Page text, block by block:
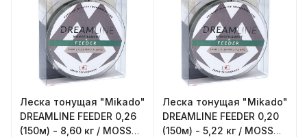
Леска тонущая "Mikado"
DREAMLINE FEEDER 0,26
(150м) - 8,60 кг / MOSS
Леска тонущая "Mikado"
DREAMLINE FEEDER 0,20
(150м) - 5,22 кг / MOSS